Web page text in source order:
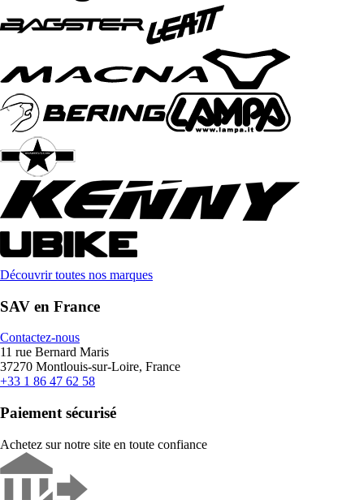
Découvrir toutes nos marques
SAV en France
Contactez-nous
11 rue Bernard Maris
37270 Montlouis-sur-Loire, France
+33 1 86 47 62 58
Paiement sécurisé
Achetez sur notre site en toute confiance